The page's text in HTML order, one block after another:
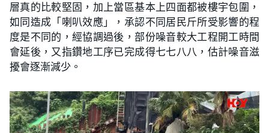
層真的比較堅固，加上當區基本上四面都被樓宇包圍，
如同造成「喇叭效應」，承認不同居民斤所受影響的程
度是不同的，經協調過後，部份噪音較大工程開工時間
會延後，又指鑽地工序已完成得七七八八，估計噪音滋
擾會逐漸減少。